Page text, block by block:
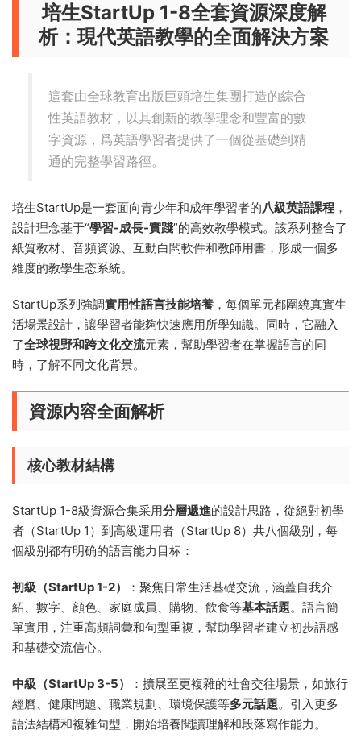
培生StartUp 1-8全套資源深度解
析：現代英語教學的全面解決方案
這套由全球教育出版巨頭培生集團打造的綜合
性英語教材，以其創新的教學理念和豐富的數
字資源，爲英語學習者提供了一個從基礎到精
通的完整學習路徑。
培生StartUp是一套面向青少年和成年學習者的八級英語課程 ，
設計理念基于“學習-成長-實踐”的高效教學模式。該系列整合了
紙質教材、音頻資源、互動白闆軟件和教師用書，形成一個多
維度的教學生态系統。
StartUp系列強調實用性語言技能培養 ，每個單元都圍繞真實生
活場景設計，讓學習者能夠快速應用所學知識。同時，它融入
了全球視野和跨文化交流元素，幫助學習者在掌握語言的同
時，了解不同文化背景。
資源内容全面解析
核心教材結構
StartUp 1-8級資源合集采用分層遞進的設計思路，從絕對初學
者（StartUp 1）到高級運用者（StartUp 8）共八個級别，每
個級别都有明确的語言能力目标：
初級（StartUp 1-2）
：聚焦日常生活基礎交流，涵蓋自我介
紹、數字、顔色、家庭成員、購物、飲食等基本話題。語言簡
單實用，注重高頻詞彙和句型重複，幫助學習者建立初步語感
和基礎交流信心。
中級（StartUp 3-5）
：擴展至更複雜的社會交往場景，如旅行
經曆、健康問題、職業規劃、環境保護等多元話題。引入更多
語法結構和複雜句型，開始培養閱讀理解和段落寫作能力。